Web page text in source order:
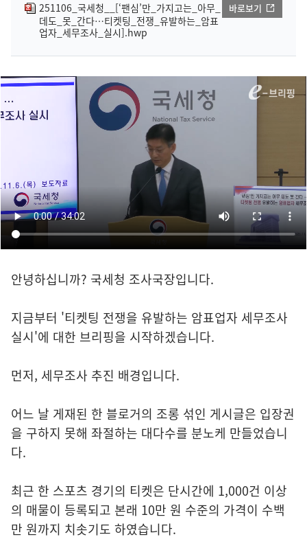
251106_국세청__[‘팬심’만_가지고는_아무_
데도_못_간다…티켓팅_전쟁_유발하는_암표
업자_세무조사_실시].hwp
바로보기
안녕하십니까? 국세청 조사국장입니다.
지금부터 '티켓팅 전쟁을 유발하는 암표업자 세무조사
실시'에 대한 브리핑을 시작하겠습니다.
먼저, 세무조사 추진 배경입니다.
어느 날 게재된 한 블로거의 조롱 섞인 게시글은 입장권
을 구하지 못해 좌절하는 대다수를 분노케 만들었습니
다.
최근 한 스포츠 경기의 티켓은 단시간에 1,000건 이상
의 매물이 등록되고 본래 10만 원 수준의 가격이 수백
만 원까지 치솟기도 하였습니다.